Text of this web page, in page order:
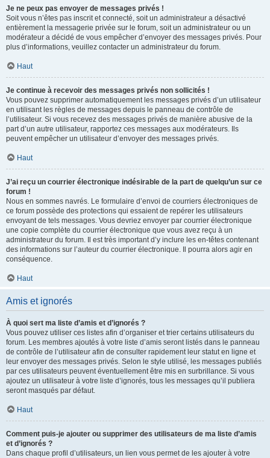
Je ne peux pas envoyer de messages privés !
Soit vous n’êtes pas inscrit et connecté, soit un administrateur a désactivé
entièrement la messagerie privée sur le forum, soit un administrateur ou un
modérateur a décidé de vous empêcher d’envoyer des messages privés. Pour
plus d’informations, veuillez contacter un administrateur du forum.
Haut
Je continue à recevoir des messages privés non sollicités !
Vous pouvez supprimer automatiquement les messages privés d’un utilisateur
en utilisant les règles de messages depuis le panneau de contrôle de
l’utilisateur. Si vous recevez des messages privés de manière abusive de la
part d’un autre utilisateur, rapportez ces messages aux modérateurs. Ils
peuvent empêcher un utilisateur d’envoyer des messages privés.
Haut
J’ai reçu un courrier électronique indésirable de la part de quelqu’un sur ce
forum !
Nous en sommes navrés. Le formulaire d’envoi de courriers électroniques de
ce forum possède des protections qui essaient de repérer les utilisateurs
envoyant de tels messages. Vous devriez envoyer par courrier électronique
une copie complète du courrier électronique que vous avez reçu à un
administrateur du forum. Il est très important d’y inclure les en-têtes contenant
des informations sur l’auteur du courrier électronique. Il pourra alors agir en
conséquence.
Haut
Amis et ignorés
À quoi sert ma liste d’amis et d’ignorés ?
Vous pouvez utiliser ces listes afin d’organiser et trier certains utilisateurs du
forum. Les membres ajoutés à votre liste d’amis seront listés dans le panneau
de contrôle de l’utilisateur afin de consulter rapidement leur statut en ligne et
leur envoyer des messages privés. Selon le style utilisé, les messages publiés
par ces utilisateurs peuvent éventuellement être mis en surbrillance. Si vous
ajoutez un utilisateur à votre liste d’ignorés, tous les messages qu’il publiera
seront masqués par défaut.
Haut
Comment puis-je ajouter ou supprimer des utilisateurs de ma liste d’amis
et d’ignorés ?
Dans chaque profil d’utilisateurs, un lien vous permet de les ajouter à votre